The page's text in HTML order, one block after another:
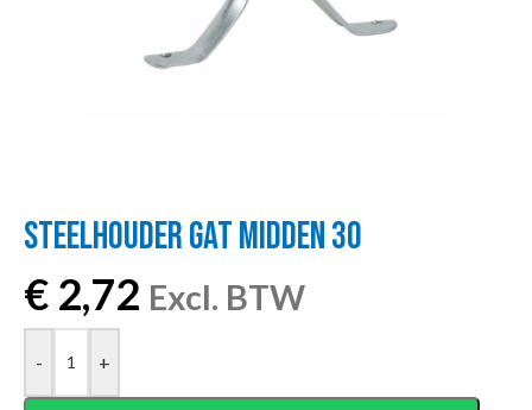
STEELHOUDER GAT MIDDEN 30
€ 2,72 Excl. BTW
- +